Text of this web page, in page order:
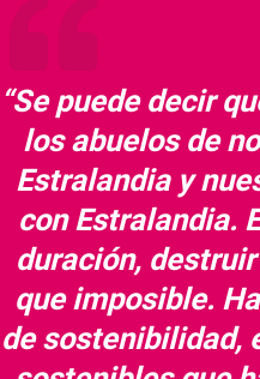
“Se puede decir
los abuelos de
Estralandia y
con Estralandia.
duración,
que imposible.
de sostenibilidad,